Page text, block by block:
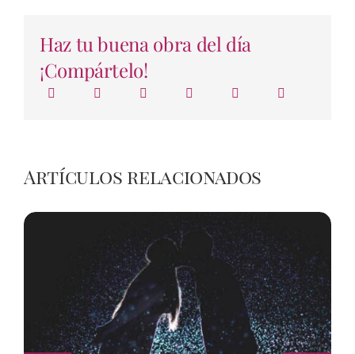
Haz tu buena obra del día
¡Compártelo!
Artículos relacionados